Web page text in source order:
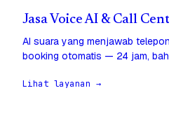
Jasa Voice AI & Call
AI suara yang menjawab
booking otomatis — 24 jam,
Lihat layanan →